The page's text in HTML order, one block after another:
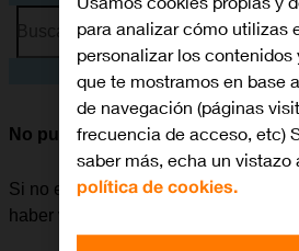
Busca por problema o tema
No puedo reproducir música
Si no es posible reproducir música
haber varias causas posibles al
para analizar cómo utilizas
personalizar los contenidos
que te mostramos en base
de navegación (páginas
frecuencia de acceso, etc)
saber más, echa un vistazo
política de cookies.